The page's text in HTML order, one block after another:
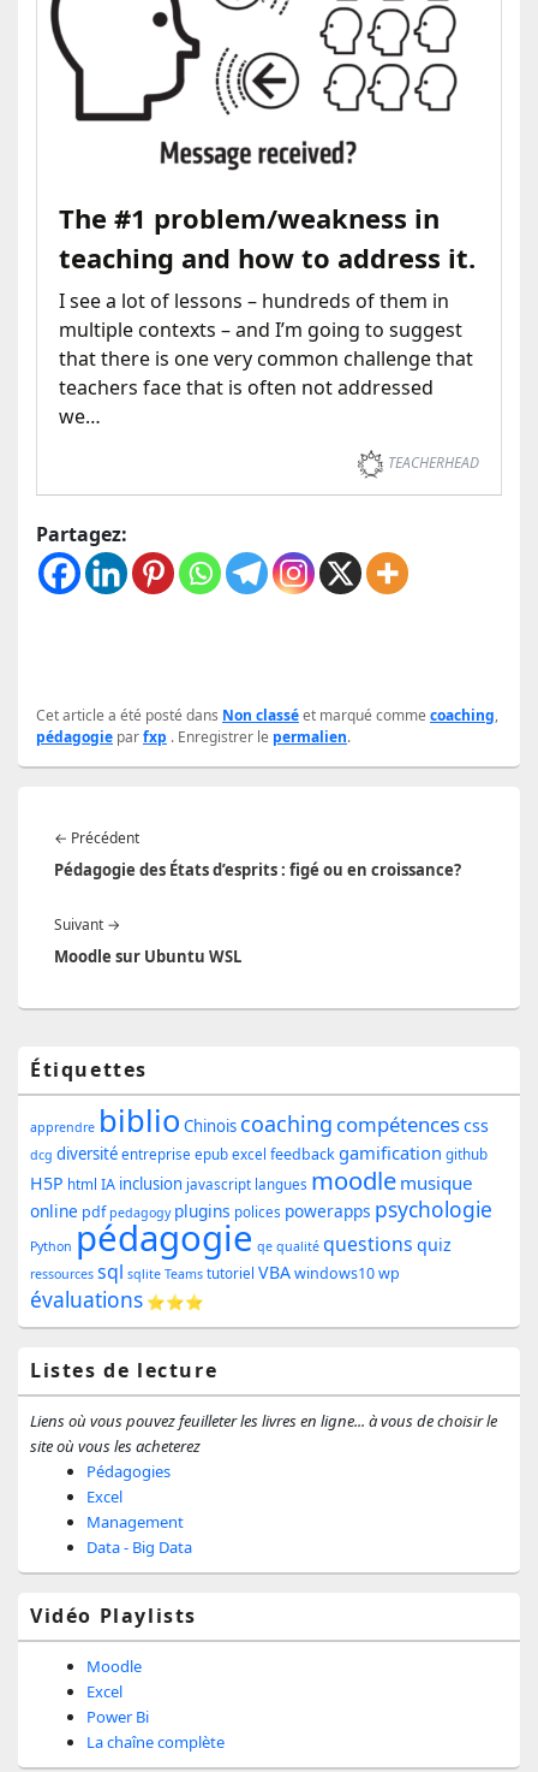
The #1 problem/weakness in
teaching and how to address it.
I see a lot of lessons – hundreds of them in
multiple contexts – and I’m going to suggest
that there is one very common challenge that
teachers face that is often not addressed
we…
TEACHERHEAD
Partagez:
Cet article a été posté dans Non classéet marqué comme coaching,
pédagogie parfxp . Enregistrer le permalien.
de
l’article
← PrécédentArticle
précédent :
Pédagogie des États d’esprits : figé ou en croissance?
Suivant →
suivant :
Moodle sur Ubuntu WSL
Zone
principale
de
widget
pour
la
barre
latérale
Étiquettes
apprendre biblio Chinois coaching compétencescss
dcg diversité entreprise epub excel feedbackgamification github
H5P html IA inclusion javascript langues moodle musique
online pdf pedagogy plugins polices powerapps psychologie
Python pédagogie qe qualité questions quiz
ressources sql sqlite Teams tutoriel VBAwindows10wp
évaluations ⭐⭐⭐
Listes de lecture
Liens où vous pouvez feuilleter les livres en ligne... à vous de choisir le
site où vous les acheterez
Pédagogies
Excel
Management
Data - Big Data
Vidéo Playlists
Moodle
Excel
Power Bi
La chaîne complète